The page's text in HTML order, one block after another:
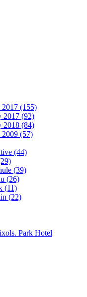
(155)
2017 (92)
2018 (84)
(57)
(44)
(39)
(26)
(11)
(22)
Park Hotel